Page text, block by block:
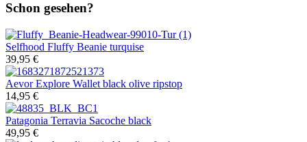
Schon gesehen?
Selfhood Fluffy Beanie turquise
39,95 €
AevorExplore Wallet black olive ripstop
14,95 €
Patagonia Terravia Sacoche black
49,95 €